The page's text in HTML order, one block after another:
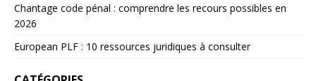
Chantage code pénal : comprendre les recours possibles en
2026
European PLF : 10 ressources juridiques à consulter